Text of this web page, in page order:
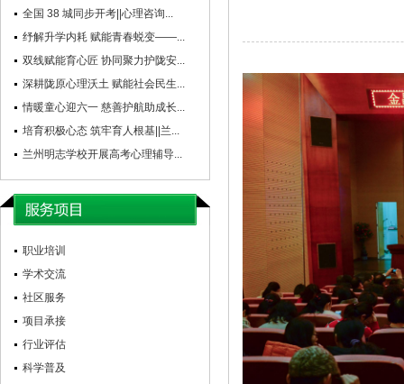
全国 38 城同步开考||心理咨询...
纾解升学内耗 赋能青春蜕变——...
双线赋能育心匠 协同聚力护陇安...
深耕陇原心理沃土 赋能社会民生...
情暖童心迎六一 慈善护航助成长...
培育积极心态 筑牢育人根基||兰...
兰州明志学校开展高考心理辅导...
职业培训
学术交流
社区服务
项目承接
行业评估
科学普及